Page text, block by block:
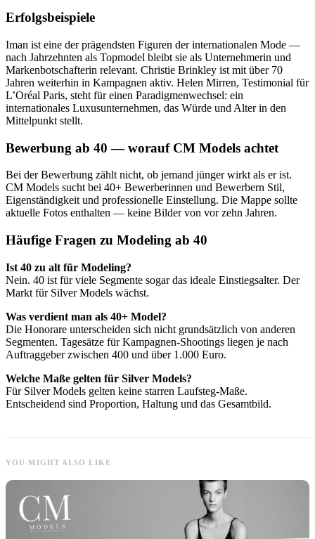
Erfolgsbeispiele
Iman ist eine der prägendsten Figuren der internationalen Mode —
nach Jahrzehnten als Topmodel bleibt sie als Unternehmerin und
Markenbotschafterin relevant. Christie Brinkley ist mit über 70
Jahren weiterhin in Kampagnen aktiv. Helen Mirren, Testimonial für
L’Oréal Paris, steht für einen Paradigmenwechsel: ein
internationales Luxusunternehmen, das Würde und Alter in den
Mittelpunkt stellt.
Bewerbung ab 40 — worauf CM Models achtet
Bei der Bewerbung zählt nicht, ob jemand jünger wirkt als er ist.
CM Models sucht bei 40+ Bewerberinnen und Bewerbern Stil,
Eigenständigkeit und professionelle Einstellung. Die Mappe sollte
aktuelle Fotos enthalten — keine Bilder von vor zehn Jahren.
Häufige Fragen zu Modeling ab 40
Ist 40 zu alt für Modeling?
Nein. 40 ist für viele Segmente sogar das ideale Einstiegsalter. Der
Markt für Silver Models wächst.
Was verdient man als 40+ Model?
Die Honorare unterscheiden sich nicht grundsätzlich von anderen
Segmenten. Tagesätze für Kampagnen-Shootings liegen je nach
Auftraggeber zwischen 400 und über 1.000 Euro.
Welche Maße gelten für Silver Models?
Für Silver Models gelten keine starren Laufsteg-Maße.
Entscheidend sind Proportion, Haltung und das Gesamtbild.
YOU MIGHT ALSO LIKE